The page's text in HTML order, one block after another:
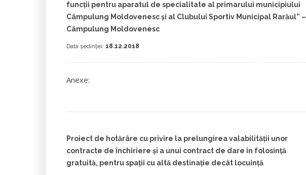
funcții pentru aparatul de specialitate al primarului municipiului
Câmpulung Moldovenesc și al Clubului Sportiv Municipal Rarăul” –
Câmpulung Moldovenesc
Data ședinței: 18.12.2018
Anexe:
Proiect de hotărâre cu privire la prelungirea valabilităţii unor
contracte de închiriere şi a unui contract de dare în folosinţă
gratuită, pentru spaţii cu altă destinaţie decât locuinţă